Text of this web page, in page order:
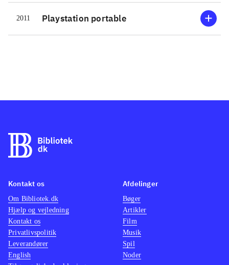
2011 Playstation portable
Kontakt os
Om Bibliotek.dk
Hjælp og vejledning
Kontakt os
Privatlivspolitik
Leverandører
English
Afdelinger
Bøger
Artikler
Film
Musik
Spil
Noder